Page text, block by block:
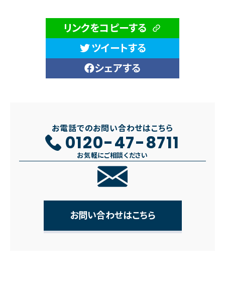
リンクをコピーする
ツイートする
シェアする
お電話でのお問い合わせはこちら
0120-47-8711
お気軽にご相談ください
お問い合わせはこちら